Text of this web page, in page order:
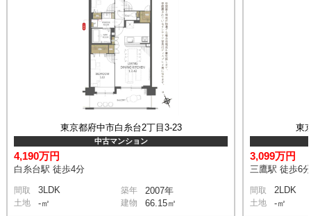
東京都府中市白糸台2丁目3-23
中古マンション
4,190万円
白糸台駅 徒歩4分
間取 3LDK 築年 2007年
土地 -㎡ 建物 66.15㎡
東
3,099万円
三鷹駅 徒歩6分
間取 2LDK
土地 -㎡